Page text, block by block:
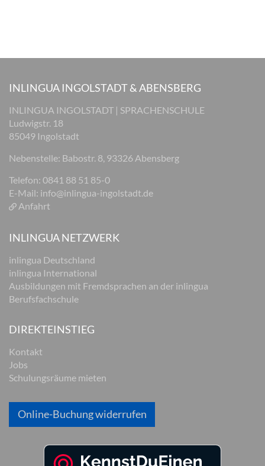
INLINGUA INGOLSTADT & ABENSBERG
INLINGUA INGOLSTADT | SPRACHENSCHULE
Ludwigstr. 18
85049 Ingolstadt
Nebenstelle: Babostr. 8, 93326 Abensberg
Telefon: 0841 88 51 85-0
E-Mail: info@inlingua-ingolstadt.de
Anfahrt
INLINGUA NETZWERK
inlingua Deutschland
inlingua International
Ausbildungen mit Fremdsprachen an der inlingua
Berufsfachschule
DIREKTEINSTIEG
Kontakt
Jobs
Schulungsräume mieten
Online-Buchung widerrufen